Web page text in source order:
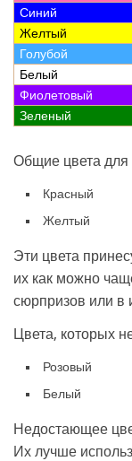
Синий
Желтый
Голубой
Белый
Фиолетовый
Зеленый
Общие цвета для
Красный
Желтый
Эти цвета
их как можно
сюрпризов или в
Цвета, которых
Розовый
Белый
Недостающее
Их лучше